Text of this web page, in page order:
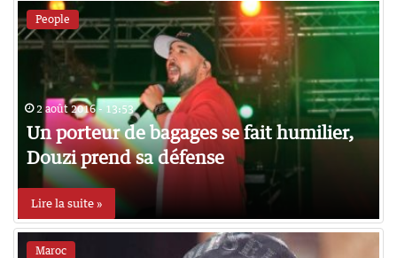
People
2 août 2016 - 13:53
Un porteur de bagages se fait humilier,
Douzi prend sa défense
Lire la suite »
Maroc